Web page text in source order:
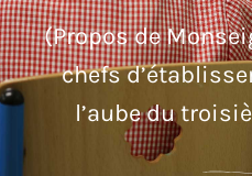
(Propos de
chefs
l’aube du